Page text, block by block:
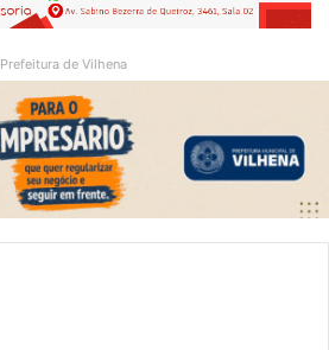
Prefeitura de Vilhena